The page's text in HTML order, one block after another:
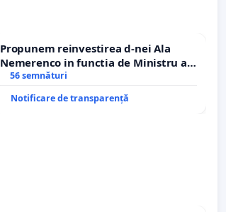
Propunem reinvestirea d-nei Ala
Nemerenco in functia de Ministru al
Sanatatii
56 semnături
Notificare de transparență